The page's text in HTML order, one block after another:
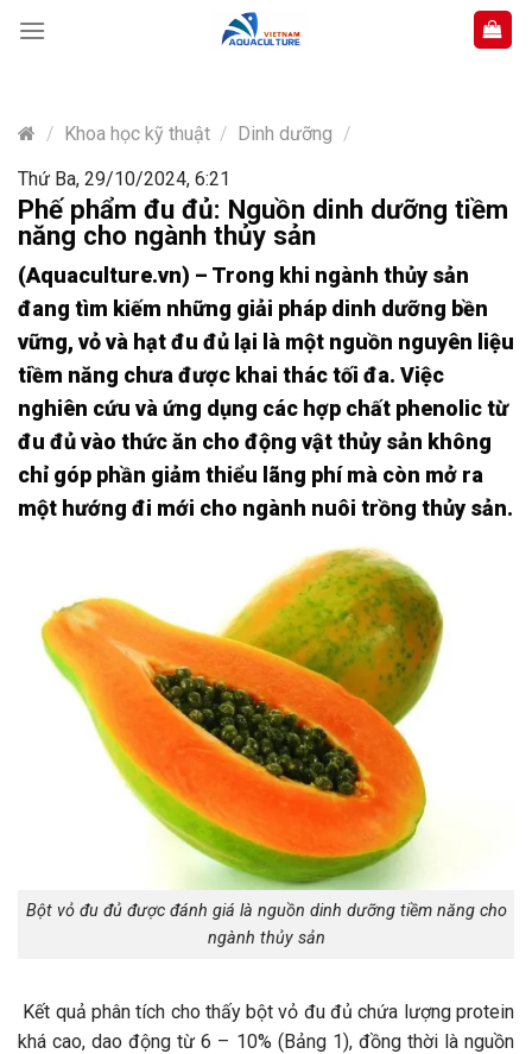
content
/ Khoa học kỹ thuật / Dinh dưỡng /
Thứ Ba, 29/10/2024, 6:21
Phế phẩm đu đủ: Nguồn dinh dưỡng tiềm
năng cho ngành thủy sản
(Aquaculture.vn) – Trong khi ngành thủy sản
đang tìm kiếm những giải pháp dinh dưỡng bền
vững, vỏ và hạt đu đủ lại là một nguồn nguyên liệu
tiềm năng chưa được khai thác tối đa. Việc
nghiên cứu và ứng dụng các hợp chất phenolic từ
đu đủ vào thức ăn cho động vật thủy sản không
chỉ góp phần giảm thiểu lãng phí mà còn mở ra
một hướng đi mới cho ngành nuôi trồng thủy sản.
Bột vỏ đu đủ được đánh giá là nguồn dinh dưỡng tiềm năng cho
ngành thủy sản
Kết quả phân tích cho thấy bột vỏ đu đủ chứa lượng protein
khá cao, dao động từ 6 – 10% (Bảng 1), đồng thời là nguồn